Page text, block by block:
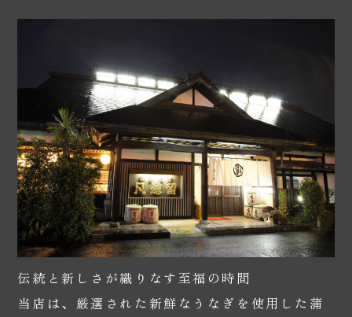
伝統と新しさが織りなす至福の時間
当店は、厳選された新鮮なうなぎを使用した蒲